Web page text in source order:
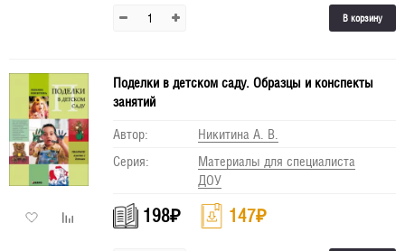
В корзину
Поделки в детском саду. Образцы и конспекты
занятий
Автор:
Никитина А. В.
Серия:
Материалы для специалиста
ДОУ
198₽ 147₽